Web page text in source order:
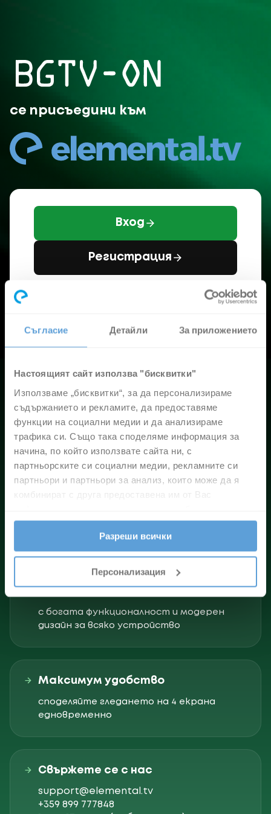
Съгласие Детайли За приложението
Настоящият сайт използва "бисквитки"
Използваме „бисквитки“, за да персонализираме
съдържанието и рекламите, да предоставяме
функции на социални медии и да анализираме
трафика си. Също така споделяме информация за
начина, по който използвате сайта ни, с
партньорските си социални медии, рекламните си
партньори и партньори за анализ, които може да я
комбинират с друга предоставена им от Вас
ползването от Ваша страна на услугите им.
Разреши всички
Персонализация
се присъедини към
Вход
Регистрация
Вашата телевизия,
но с повече възможности
С Elemental.TV получавате:
90 канала и допълнителни пакети
по избор
(4 HD TV канала), WORLD (15 TV канала (4
HD)) и Special (25 TV канала)
Съвременни приложения
с богата функционалност и модерен
дизайн за всяко устройство
Максимум удобство
споделяйте гледането на 4 екрана
едновременно
Свържете се с нас
support@elemental.tv
+359 899 777848